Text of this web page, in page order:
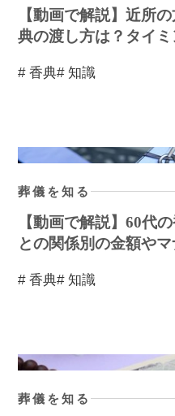
【動画で解説】近所
典の渡し方は？タイ
# 香典# 知識
葬儀を知る
【動画で解説】60代
との関係別の金額や
# 香典# 知識
葬儀を知る